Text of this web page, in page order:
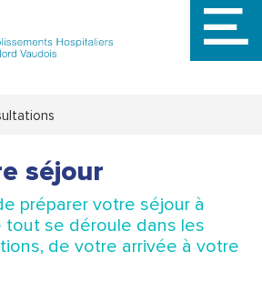
au
séjour
préparer votre séjour à
tout se déroule dans les
de votre arrivée à votre